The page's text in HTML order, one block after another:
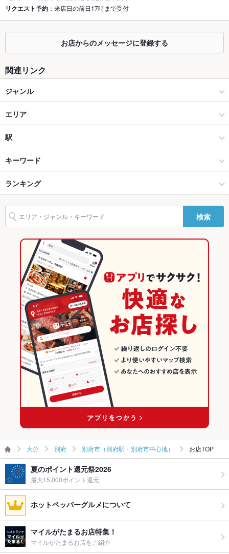
掘りごたつ なし
貸切 貸切可
設備
Wi-Fi
バリアフリ
ー
駐車場
TV・プロジ
ェクタ
英語メニュ
あり
その他設備 －
その他
飲み放題 あり
食べ放題 なし
お子様連れ お子様連れOK
ウェディン
－
お祝い・サ
可
ペット同伴
備考 入口手前、一テーブルのみペット同伴可能です。
リクエスト予約 ：来店日の前日17時まで受付
お店からのメッセージに登録する
関連リンク
ジャンル
居酒屋
創作
別府 × 居酒屋
別府 × 創作
別府駅 × 居酒屋
別府駅 × 創作
創作料理
別府 × 創作料理
別府 × 和風
別府駅 × 創作料理
別府駅 × 和風
エリア
別府市（別府駅・別府市中心地）
別府市（別府駅・別府市中心地） × 居酒屋
別府市（別府駅・別府市中心地） × 創作
別府市（別府駅・別府市中心地） × 創作料理
別府市（別府駅・別府市中心地） × 和風
大分 × 居酒屋
大分 × 創作
大分 × 創作料理
大分 × 和風
駅
別府駅
キーワード
卵焼き 手羽先
ピザ マルゲリータ 餃子 エビチリ フレンチトースト
ランキング
大分のグルメランキング
大分の居酒屋ランキング
別府のグルメランキング
別府の居酒屋ランキング
別府市（別府駅・別府市中心地）のグルメランキング
別府市（別府駅・別府市中心地）の居酒屋ランキング
検索
大分 別府 別府市（別府駅・別府市中心地） お店TOP
夏のポイント還元祭2026
最大15,000ポイント還元
ホットペッパーグルメについて
マイルがたまるお店特集！
マイルがたまるお店をご紹介